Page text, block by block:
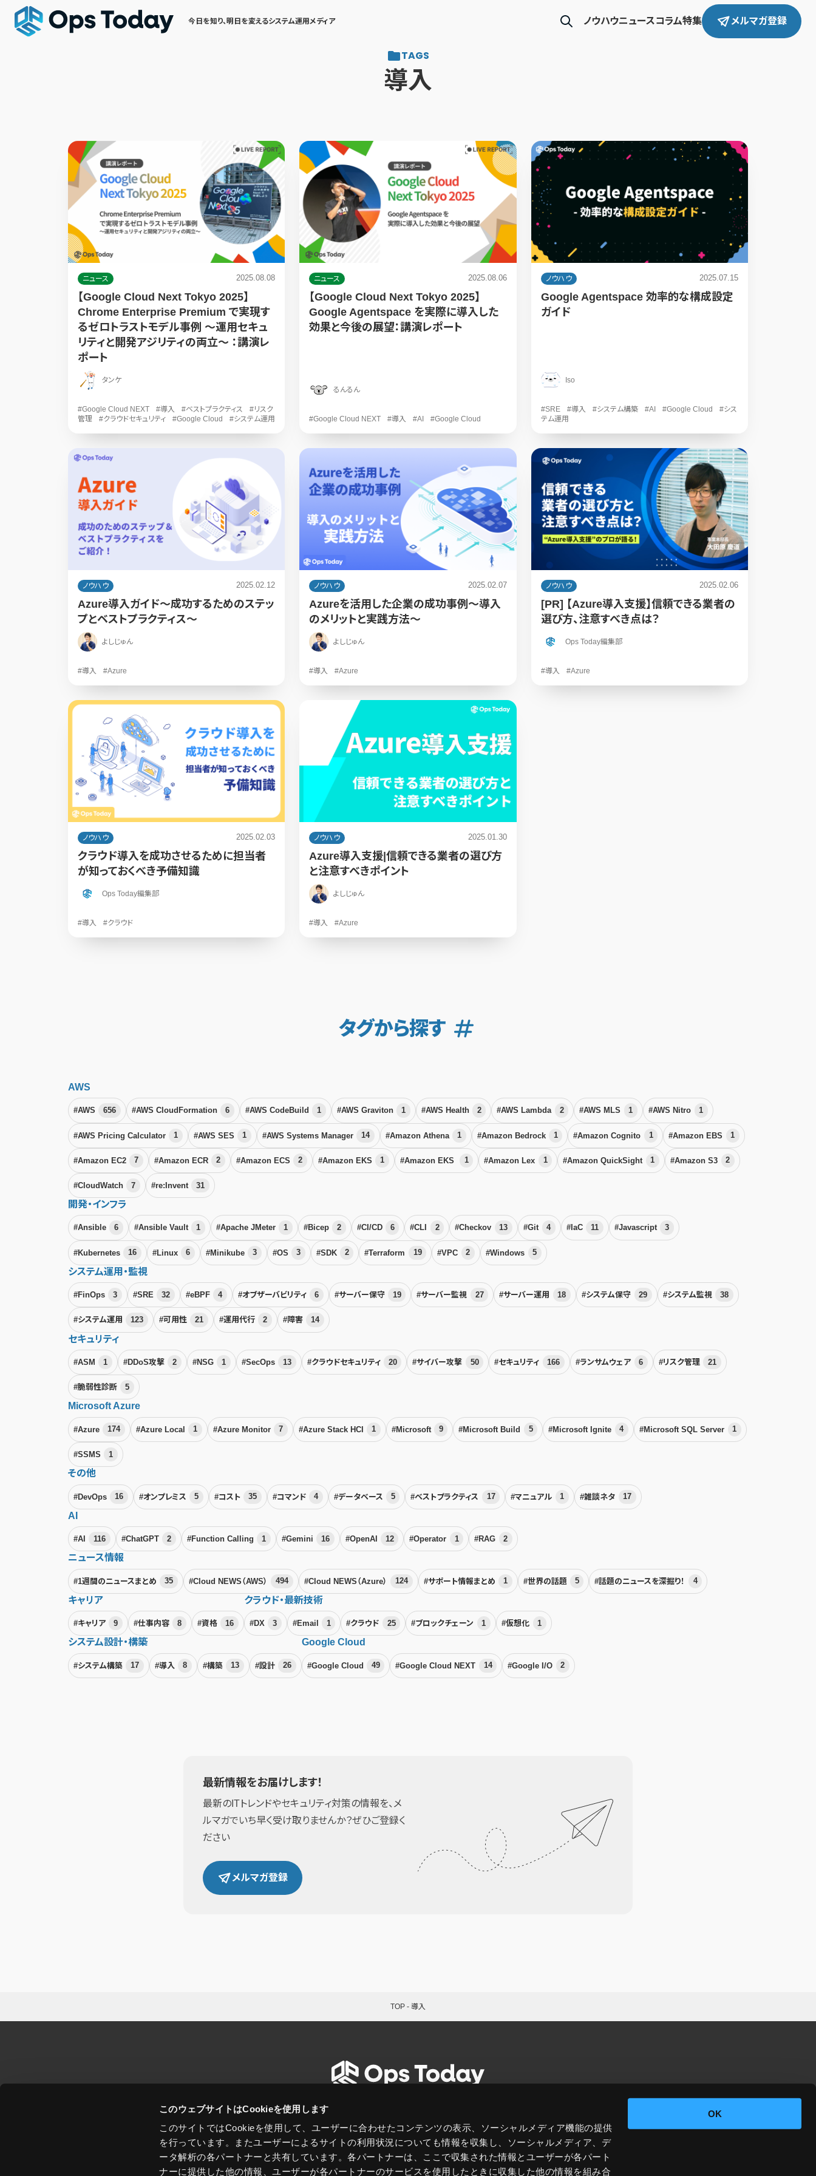
このウェブサイトはCookieを使用します
このサイトではCookieを使用して、ユーザーに合わせたコンテンツの表示、ソーシャルメディア機能の提供
を行っています。またユーザーによるサイトの利用状況についても情報を収集し、ソーシャルメディア、デ
ータ解析の各パートナーと共有しています。各パートナーは、ここで収集された情報とユーザーが各パート
ナーに提供した他の情報、ユーザーが各パートナーのサービスを使用したときに収集した他の情報を組み合
OK
今日を知り、明日を変えるシステム運用メディア ノウハウニュースコラム特集 メルマガ登録
TAGS
導入
ニュース 2025.08.08
【Google Cloud Next Tokyo 2025】
Chrome Enterprise Premium で実現す
るゼロトラストモデル事例 ～運用セキュ
リティと開発アジリティの両立～ ：講演レ
ポート
タンケ
#Google Cloud NEXT #導入 #ベストプラクティス
#リスク
管理
#クラウドセキュリティ #Google Cloud #システム運用
ニュース 2025.08.06
【Google Cloud Next Tokyo 2025】
Google Agentspace を実際に導入した
効果と今後の展望：講演レポート
るんるん
#Google Cloud NEXT #導入 #AI #Google Cloud
ノウハウ 2025.07.15
Google Agentspace 効率的な構成設定
ガイド
Iso
#SRE #導入 #システム構築 #AI #Google Cloud
#シス
テム運用
ノウハウ 2025.02.12
Azure導入ガイド～成功するためのステッ
プとベストプラクティス～
よしじゅん
#導入 #Azure
ノウハウ 2025.02.07
Azureを活用した企業の成功事例～導入
のメリットと実践方法～
よしじゅん
#導入 #Azure
ノウハウ 2025.02.06
[PR] 【Azure導入支援】信頼できる業者の
選び方、注意すべき点は？
Ops Today編集部
#導入 #Azure
ノウハウ 2025.02.03
クラウド導入を成功させるために担当者
が知っておくべき予備知識
Ops Today編集部
#導入 #クラウド
ノウハウ 2025.01.30
Azure導入支援|信頼できる業者の選び方
と注意すべきポイント
よしじゅん
#導入 #Azure
タグから探す
AWS
#AWS 656 #AWS CloudFormation 6 #AWS CodeBuild 1 #AWS Graviton 1 #AWS Health 2 #AWS Lambda 2 #AWS MLS 1 #AWS Nitro 1
#AWS Pricing Calculator 1 #AWS SES 1 #AWS Systems Manager 14 #Amazon Athena 1 #Amazon Bedrock 1 #Amazon Cognito 1 #Amazon EBS 1
#Amazon EC2 7 #Amazon ECR 2 #Amazon ECS 2 #Amazon EKS 1 #Amazon EKS 1 #Amazon Lex 1 #Amazon QuickSight 1 #Amazon S3 2
#CloudWatch 7 #re:Invent 31
開発・インフラ
#Ansible 6 #Ansible Vault 1 #Apache JMeter 1 #Bicep 2 #CI/CD 6 #CLI 2 #Checkov 13 #Git 4 #IaC 11 #Javascript 3
#Kubernetes 16 #Linux 6 #Minikube 3 #OS 3 #SDK 2 #Terraform 19 #VPC 2 #Windows 5
システム運用・監視
#FinOps 3 #SRE 32 #eBPF 4 #オブザーバビリティ 6 #サーバー保守 19 #サーバー監視 27 #サーバー運用 18 #システム保守 29 #システム監視 38
#システム運用 123 #可用性 21 #運用代行 2 #障害 14
セキュリティ
#ASM 1 #DDoS攻撃 2 #NSG 1 #SecOps 13 #クラウドセキュリティ 20 #サイバー攻撃 50 #セキュリティ 166 #ランサムウェア 6 #リスク管理 21
#脆弱性診断 5
Microsoft Azure
#Azure 174 #Azure Local 1 #Azure Monitor 7 #Azure Stack HCI 1 #Microsoft 9 #Microsoft Build 5 #Microsoft Ignite 4 #Microsoft SQL Server 1
#SSMS 1
その他
#DevOps 16 #オンプレミス 5 #コスト 35 #コマンド 4 #データベース 5 #ベストプラクティス 17 #マニュアル 1 #雑談ネタ 17
AI
#AI 116 #ChatGPT 2 #Function Calling 1 #Gemini 16 #OpenAI 12 #Operator 1 #RAG 2
ニュース情報
#1週間のニュースまとめ 35 #Cloud NEWS（AWS） 494 #Cloud NEWS（Azure） 124 #サポート情報まとめ 1 #世界の話題 5 #話題のニュースを深掘り！ 4
キャリア
#キャリア 9 #仕事内容 8 #資格 16
クラウド・最新技術
#DX 3 #Email 1 #クラウド 25 #ブロックチェーン 1 #仮想化 1
システム設計・構築
#システム構築 17 #導入 8 #構築 13 #設計 26
Google Cloud
#Google Cloud 49 #Google Cloud NEXT 14 #Google I/O 2
最新情報をお届けします！
最新のITトレンドやセキュリティ対策の情報を、メ
ルマガでいち早く受け取りませんか？ぜひご登録く
ださい
メルマガ登録
TOP - 導入
ノウハウ ニュース コラム 特集